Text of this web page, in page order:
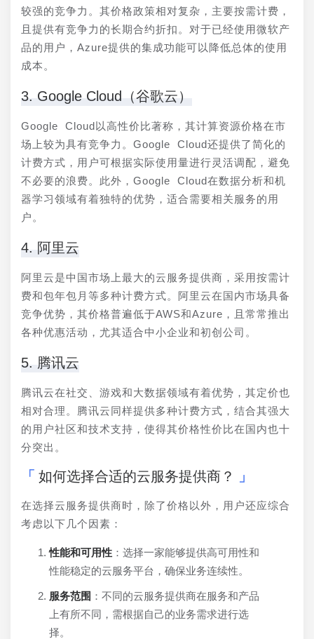
较强的竞争力。其价格政策相对复杂，主要按需计费，
且提供有竞争力的长期合约折扣。对于已经使用微软产
品的用户，Azure提供的集成功能可以降低总体的使用
成本。
3. Google Cloud（谷歌云）
Google Cloud以高性价比著称，其计算资源价格在市
场上较为具有竞争力。Google Cloud还提供了简化的
计费方式，用户可根据实际使用量进行灵活调配，避免
不必要的浪费。此外，Google Cloud在数据分析和机
器学习领域有着独特的优势，适合需要相关服务的用
户。
4. 阿里云
阿里云是中国市场上最大的云服务提供商，采用按需计
费和包年包月等多种计费方式。阿里云在国内市场具备
竞争优势，其价格普遍低于AWS和Azure，且常常推出
各种优惠活动，尤其适合中小企业和初创公司。
5. 腾讯云
腾讯云在社交、游戏和大数据领域有着优势，其定价也
相对合理。腾讯云同样提供多种计费方式，结合其强大
的用户社区和技术支持，使得其价格性价比在国内也十
分突出。
如何选择合适的云服务提供商？
在选择云服务提供商时，除了价格以外，用户还应综合
考虑以下几个因素：
性能和可用性 ：选择一家能够提供高可用性和
性能稳定的云服务平台，确保业务连续性。
服务范围 ：不同的云服务提供商在服务和产品
上有所不同，需根据自己的业务需求进行选
择。